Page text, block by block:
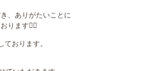
、ありがたいことに
ります🙇‍♀️
おります。